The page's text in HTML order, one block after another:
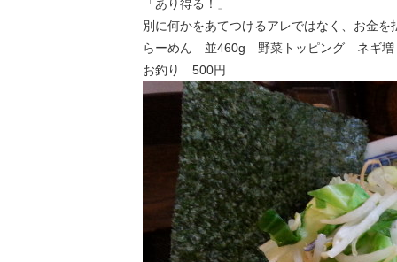
「あり得る！」
別に何かをあてつけるアレではなく、お金
らーめん 並460g 野菜トッピング ネギ
お釣り 500円